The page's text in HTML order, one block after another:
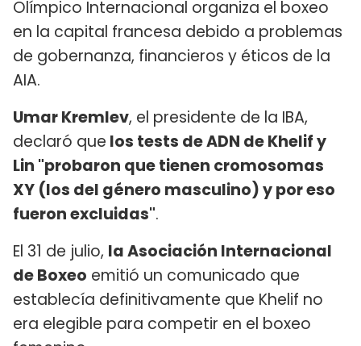
Olímpico Internacional organiza el boxeo
en la capital francesa debido a problemas
de gobernanza, financieros y éticos de la
AIA.
Umar Kremlev, el presidente de la IBA,
declaró que los tests de ADN de Khelif y
Lin "probaron que tienen cromosomas
XY (los del género masculino) y por eso
fueron excluidas".
El 31 de julio, la Asociación Internacional
de Boxeo emitió un comunicado que
establecía definitivamente que Khelif no
era elegible para competir en el boxeo